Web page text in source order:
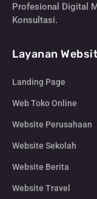
Profesional Digital
Konsultasi.
Layanan
Landing Page
Web Toko Online
Website Perusahaan
Website Sekolah
Website Berita
Website Travel